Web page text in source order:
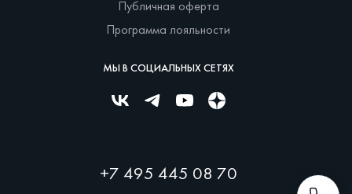
Публичная оферта
Программа лояльности
МЫ В СОЦИАЛЬНЫХ СЕТЯХ
+7 495 445 08 70